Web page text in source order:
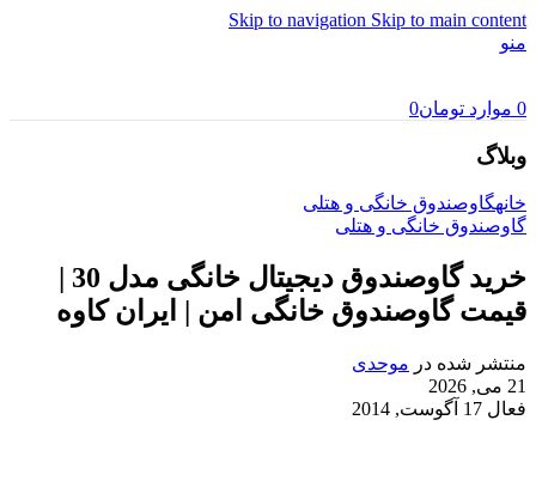
Skip to navigation Skip to main content
منو
0 موارد تومان0
وبلاگ
خانهگاوصندوق خانگی و هتلی
گاوصندوق خانگی و هتلی
قیمت گاوصندوق خانگی امن | ایران کاوه
منتشر شده در موحدی
21 می, 2026
فعال 17 آگوست, 2014